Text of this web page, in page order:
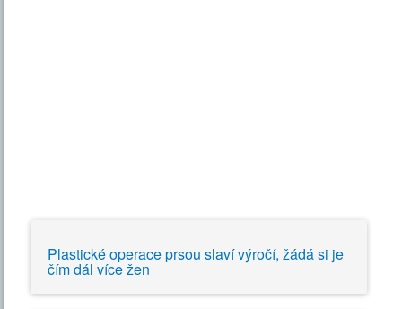
Plastické operace prsou slaví výročí, žádá si je
čím dál více žen